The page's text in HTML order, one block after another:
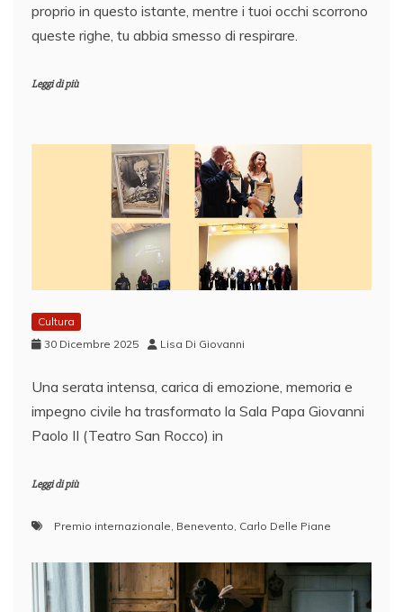
proprio in questo istante, mentre i tuoi occhi scorrono
queste righe, tu abbia smesso di respirare.
Leggi di più
Cultura
30 Dicembre 2025
Lisa Di Giovanni
Una serata intensa, carica di emozione, memoria e
impegno civile ha trasformato la Sala Papa Giovanni
Paolo II (Teatro San Rocco) in
Leggi di più
Premio internazionale, Benevento, Carlo Delle Piane